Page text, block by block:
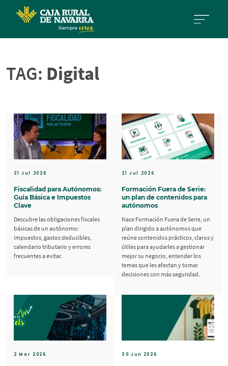
TAG: Digital
21 Jul 2026
Fiscalidad para Autónomos:
Guía Básica e Impuestos
Clave
Descubre las obligaciones fiscales
básicas de un autónomo:
impuestos, gastos deducibles,
calendario tributario y errores
frecuentes a evitar.
21 Jul 2026
Formación Fuera de Serie:
un plan de contenidos para
autónomos
Nace Formación Fuera de Serie, un
plan dirigido a autónomos que
reúne contenidos prácticos, claros y
útiles para ayudarles a gestionar
mejor su negocio, entender los
temas que les afectan y tomar
decisiones con más seguridad.
2 Mar 2026 30 Jun 2026